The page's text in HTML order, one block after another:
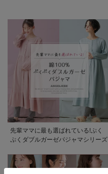
先輩ママに最も選ばれている!ぷく
ぷくダブルガーゼパジャマシリーズ